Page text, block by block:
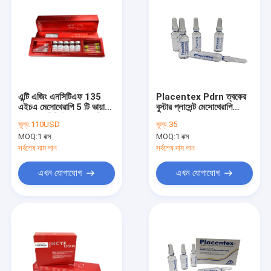
আমাদের সম্পর্কে
এন্টি এজিং এনসিটিএফ 135
এইচএ মেসোথেরাপি 5 টি ভায়াল
মূল্য:110USD
MOQ:1 বক্স
সর্বশেষ দাম পান
এখন যোগাযোগ
Placentex Pdrn ত্বকের
বুস্টার প্লাসেন্ট মেসোথেরাপি
মূল্য:35
MOQ:1 বক্স
সর্বশেষ দাম পান
এখন যোগাযোগ